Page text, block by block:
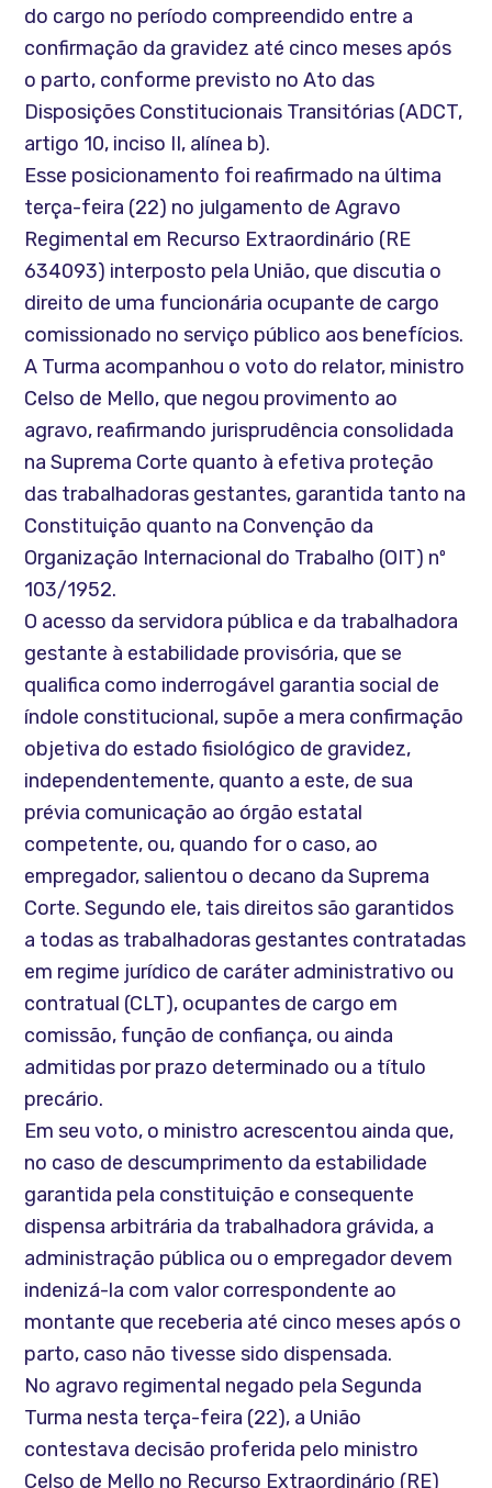
do cargo no período compreendido entre a
confirmação da gravidez até cinco meses após
o parto, conforme previsto no Ato das
Disposições Constitucionais Transitórias (ADCT,
artigo 10, inciso II, alínea b).
Esse posicionamento foi reafirmado na última
terça-feira (22) no julgamento de Agravo
Regimental em Recurso Extraordinário (RE
634093) interposto pela União, que discutia o
direito de uma funcionária ocupante de cargo
comissionado no serviço público aos benefícios.
A Turma acompanhou o voto do relator, ministro
Celso de Mello, que negou provimento ao
agravo, reafirmando jurisprudência consolidada
na Suprema Corte quanto à efetiva proteção
das trabalhadoras gestantes, garantida tanto na
Constituição quanto na Convenção da
Organização Internacional do Trabalho (OIT) nº
103/1952.
O acesso da servidora pública e da trabalhadora
gestante à estabilidade provisória, que se
qualifica como inderrogável garantia social de
índole constitucional, supõe a mera confirmação
objetiva do estado fisiológico de gravidez,
independentemente, quanto a este, de sua
prévia comunicação ao órgão estatal
competente, ou, quando for o caso, ao
empregador, salientou o decano da Suprema
Corte. Segundo ele, tais direitos são garantidos
a todas as trabalhadoras gestantes contratadas
em regime jurídico de caráter administrativo ou
contratual (CLT), ocupantes de cargo em
comissão, função de confiança, ou ainda
admitidas por prazo determinado ou a título
precário.
Em seu voto, o ministro acrescentou ainda que,
no caso de descumprimento da estabilidade
garantida pela constituição e consequente
dispensa arbitrária da trabalhadora grávida, a
administração pública ou o empregador devem
indenizá-la com valor correspondente ao
montante que receberia até cinco meses após o
parto, caso não tivesse sido dispensada.
No agravo regimental negado pela Segunda
Turma nesta terça-feira (22), a União
contestava decisão proferida pelo ministro
Celso de Mello no Recurso Extraordinário (RE)